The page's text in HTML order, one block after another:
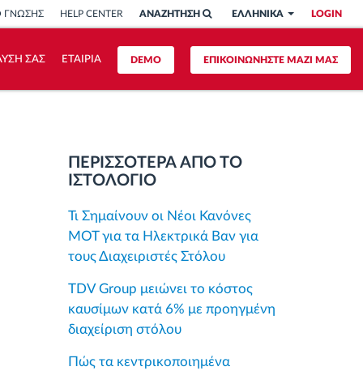
LOGIN
ΕΛΛΗΝΙΚΑ
ΑΝΑΖΗΤΗΣΗ
ΓΝΩΣΗΣ HELP CENTER
ΕΠΙΚΟΙΝΩΝΗΣΤΕ ΜΑΖΙ ΜΑΣ
DEMO
ΣΑΣ ΕΤΑΙΡΙΑ
ΠΕΡΙΣΣΟΤΕΡΑ ΑΠΟ ΤΟ
ΙΣΤΟΛΟΓΙΟ
Τι Σημαίνουν οι Νέοι Κανόνες
MOT για τα Ηλεκτρικά Βαν για
τους Διαχειριστές Στόλου
TDV Group μειώνει το κόστος
καυσίμων κατά 6% με προηγμένη
διαχείριση στόλου
Πώς τα κεντρικοποιημένα